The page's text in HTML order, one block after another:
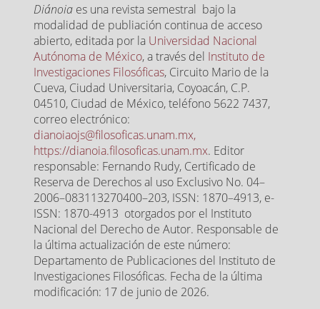
Diánoia es una revista semestral bajo la
modalidad de publiación continua de acceso
abierto, editada por la Universidad Nacional
Autónoma de México, a través del Instituto de
Investigaciones Filosóficas, Circuito Mario de la
Cueva, Ciudad Universitaria, Coyoacán, C.P.
04510, Ciudad de México, teléfono 5622 7437,
correo electrónico:
dianoiaojs@filosoficas.unam.mx,
https://dianoia.filosoficas.unam.mx. Editor
responsable: Fernando Rudy, Certificado de
Reserva de Derechos al uso Exclusivo No. 04–
2006–083113270400–203, ISSN: 1870–4913, e-
ISSN: 1870-4913 otorgados por el Instituto
Nacional del Derecho de Autor. Responsable de
la última actualización de este número:
Departamento de Publicaciones del Instituto de
Investigaciones Filosóficas. Fecha de la última
modificación: 17 de junio de 2026.